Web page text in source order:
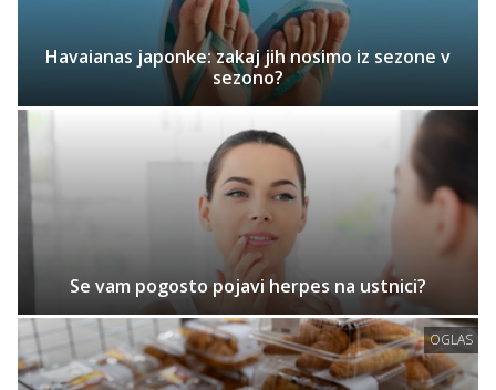
Havaianas japonke: zakaj jih nosimo iz sezone v
sezono?
Se vam pogosto pojavi herpes na ustnici?
OGLAS